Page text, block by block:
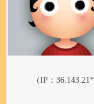
（IP： 36.143.21*